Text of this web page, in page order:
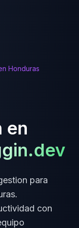
Honduras
en
para
.
con